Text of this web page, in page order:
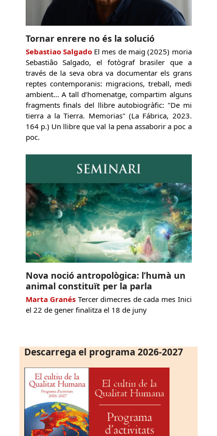
Tornar enrere no és la solució
Sebastiao SalgadoEl mes de maig (2025) moria
Sebastiâo Salgado, el fotògraf brasiler que a
través de la seva obra va documentar els grans
reptes contemporanis: migracions, treball, medi
ambient... A tall d’homenatge, compartim alguns
fragments finals del llibre autobiogràfic: "De mi
tierra a la Tierra. Memorias" (La Fábrica, 2023.
164 p.) Un llibre que val la pena assaborir a poc a
poc.
Nova noció antropològica: l’humà un
animal constituït per la parla
Marta Granés Tercer dimecres de cada mes Inici
el 22 de gener finalitza el 18 de juny
Descarrega el programa 2026-2027